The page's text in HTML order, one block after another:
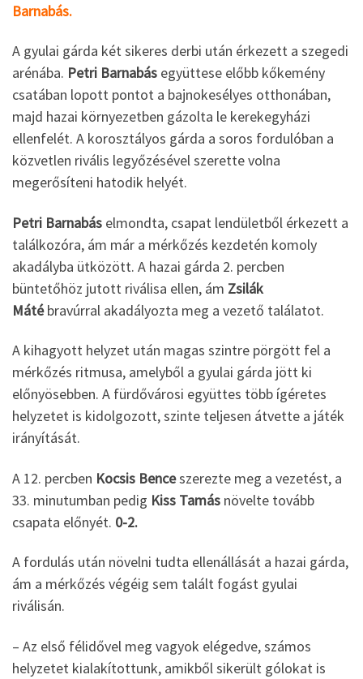
Barnabás.
A gyulai gárda két sikeres derbi után érkezett a szegedi
arénába. Petri Barnabás együttese előbb kőkemény
csatában lopott pontot a bajnokesélyes otthonában,
majd hazai környezetben gázolta le kerekegyházi
ellenfelét. A korosztályos gárda a soros fordulóban a
közvetlen rivális legyőzésével szerette volna
megerősíteni hatodik helyét.
Petri Barnabás elmondta, csapat lendületből érkezett a
találkozóra, ám már a mérkőzés kezdetén komoly
akadályba ütközött. A hazai gárda 2. percben
büntetőhöz jutott riválisa ellen, ám Zsilák
Mátébravúrral akadályozta meg a vezető találatot.
A kihagyott helyzet után magas szintre pörgött fel a
mérkőzés ritmusa, amelyből a gyulai gárda jött ki
előnyösebben. A fürdővárosi együttes több ígéretes
helyzetet is kidolgozott, szinte teljesen átvette a játék
irányítását.
A 12. percben Kocsis Benceszerezte meg a vezetést, a
33. minutumban pedig Kiss Tamás növelte tovább
csapata előnyét. 0-2.
A fordulás után növelni tudta ellenállását a hazai gárda,
ám a mérkőzés végéig sem talált fogást gyulai
riválisán.
– Az első félidővel meg vagyok elégedve, számos
helyzetet kialakítottunk, amikből sikerült gólokat is